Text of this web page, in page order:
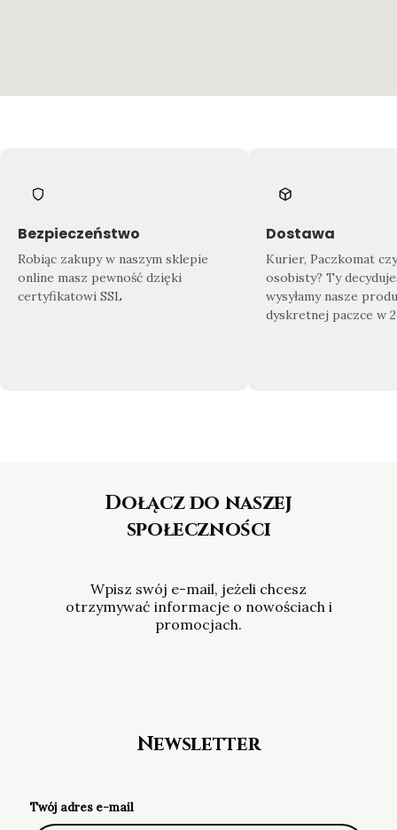
Znajdź swój wymarzony produkt
Sprawdź co dla Ciebie przygotowaliśmy!
Naszabogata oferta biżuterii
sprosta
nawet najbardziej wymagającym
Klientom.
Bezpieczeństwo
Robiąc zakupy w naszym sklepie
online masz pewność dzięki
certyfikatowi SSL
Dostawa
Kurier, Paczkomat
osobisty? Ty
wysyłamy nasze
dyskretnej paczce w
Dołącz do naszej
społeczności
Wpisz swój e-mail, jeżeli chcesz
otrzymywać informacje o nowościach i
promocjach.
Newsletter
Twój adres e-mail